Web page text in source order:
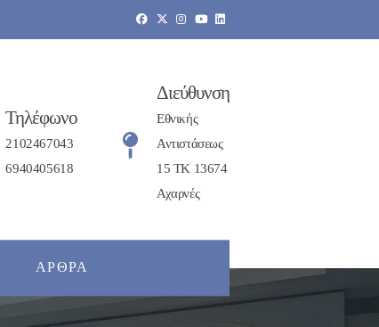
Τηλέφωνο
2102467043
6940405618
Διεύθυνση
Εθνικής
Αντιστάσεως
15 ΤΚ 13674
Αχαρνές
ΆΡΘΡΑ